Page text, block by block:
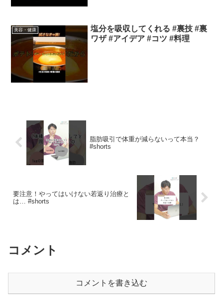
美容・健康
塩分を吸収してくれる #裏技 #裏
ワザ #アイデア #コツ #料理
脂肪吸引で体重が減らないって本当？
#shorts
要注意！やってはいけない若返り治療と
は… #shorts
コメント
コメントを書き込む